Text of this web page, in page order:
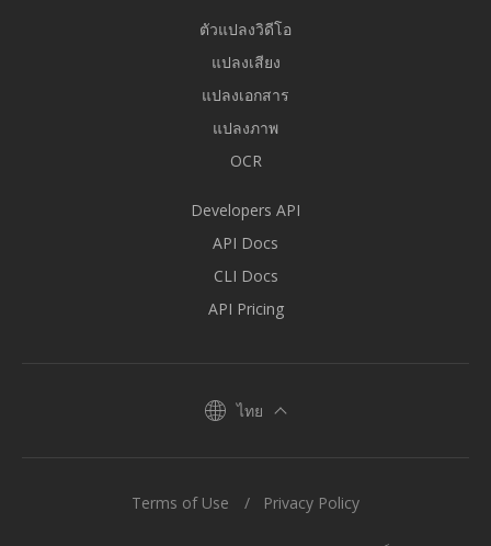
ตัวแปลงวิดีโอ
แปลงเสียง
แปลงเอกสาร
แปลงภาพ
OCR
Developers API
API Docs
CLI Docs
API Pricing
ไทย
Terms of Use Privacy Policy